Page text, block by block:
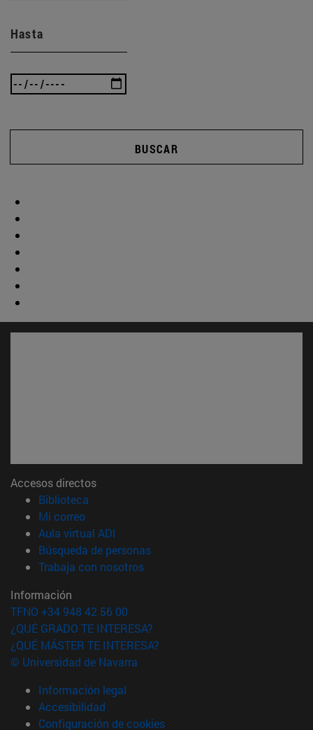
Hasta
BUSCAR
Accesos directos
Biblioteca
Mi correo(abre en nueva ventana)
Aula virtual ADI
Búsqueda de personas(abre en nueva ventana)
Trabaja con nosotros(abre en nueva ventana)
Información
TFNO +34 948 42 56 00
¿QUÉ GRADO TE INTERESA?
¿QUÉ MÁSTER TE INTERESA?
© Universidad de Navarra
Información legal
Accesibilidad
Configuración de cookies